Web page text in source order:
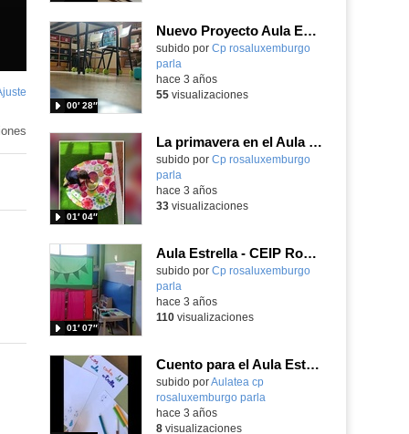
pantalla
Nuevo Proyecto Aula Estrella
Contenido educativo.
subido por Cp rosaluxemburgo
parla
00′ 28″
hace 3 años
55visualizaciones
La primavera en el Aula Estrella
Contenido educativo.
subido por Cp rosaluxemburgo
parla
01′ 04″
hace 3 años
33visualizaciones
Aula Estrella - CEIP Rosa Luxemburgo - Parla
Contenido educativo.
subido por Cp rosaluxemburgo
parla
01′ 07″
hace 3 años
110visualizaciones
Cuento para el Aula Estrella
subido porAulatea cp
rosaluxemburgo parla
hace 3 años
8visualizaciones